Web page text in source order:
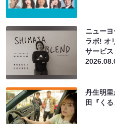
ニュー
ラボ! オ
サービ
丹生明
田『く